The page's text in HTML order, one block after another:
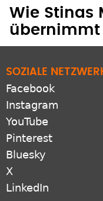
Wie Stinas
übernimmt
SOZIALE
Facebook
Instagram
YouTube
Pinterest
Bluesky
X
LinkedIn